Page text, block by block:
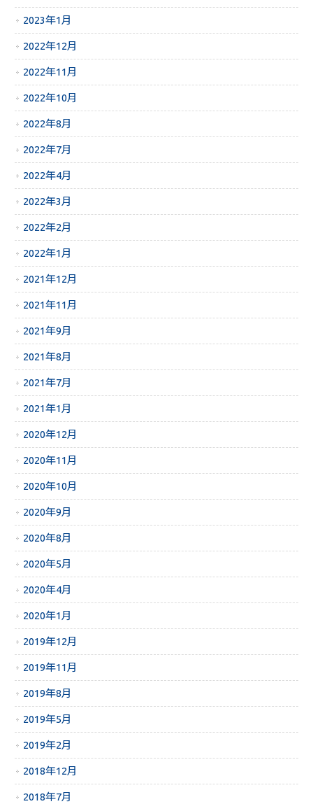
2023年1月
2022年12月
2022年11月
2022年10月
2022年8月
2022年7月
2022年4月
2022年3月
2022年2月
2022年1月
2021年12月
2021年11月
2021年9月
2021年8月
2021年7月
2021年1月
2020年12月
2020年11月
2020年10月
2020年9月
2020年8月
2020年5月
2020年4月
2020年1月
2019年12月
2019年11月
2019年8月
2019年5月
2019年2月
2018年12月
2018年7月